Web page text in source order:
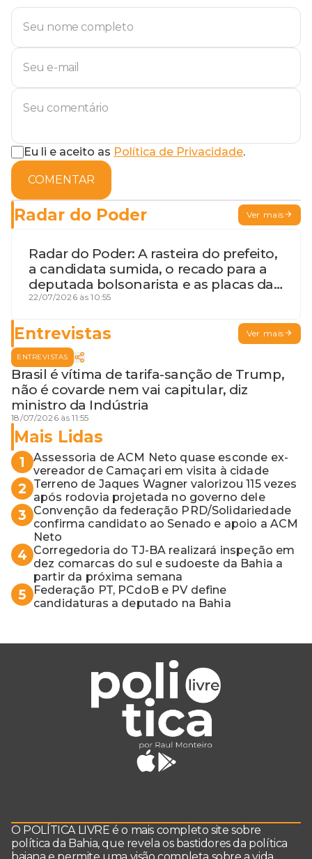
Eu li e aceito as Política de Privacidade.
COMENTAR
Radar do Poder Ver mais
Radar do Poder: A rasteira do prefeito,
a candidata sumida, o recado para a
deputada bolsonarista e as placas da
discórdia
22/07/2026 às 10:55
Entrevistas Ver mais
ENTREVISTAS
Brasil é vítima de tarifa-sanção de Trump,
não é covarde nem vai capitular, diz
ministro da Indústria
18/07/2026 às 11:55
Mais Lidas
1
Assessoria de ACM Neto quase esconde ex-
vereador de Camaçari em visita à cidade
2
Terreno de Jaques Wagner valorizou 115 vezes
após rodovia projetada no governo dele
3
Convenção da federação PRD/Solidariedade
confirma candidato ao Senado e apoio a ACM
Neto
4 Corregedoria do TJ-BA realizará inspeção em
dez comarcas do sul e sudoeste da Bahia a
partir da próxima semana
5
Federação PT, PCdoB e PV define
candidaturas a deputado na Bahia
O POLÍTICA LIVRE é o mais completo site sobre
política da Bahia, que revela os bastidores da política